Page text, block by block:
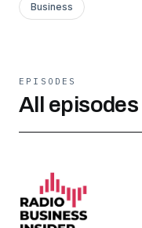
Business
EPISODES
All episodes